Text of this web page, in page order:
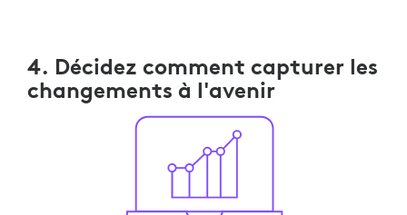
4. Décidez comment capturer les
changements à l'avenir